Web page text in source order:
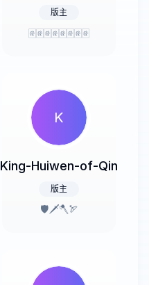
版主
🀅🀅🀅🀅🀅🀅🀅🀅
K
King-Huiwen-of-Qin
版主
🛡️🗡️🪓🏹